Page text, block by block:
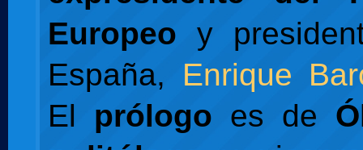
Europeo y
España, Enrique
El prólogo es de